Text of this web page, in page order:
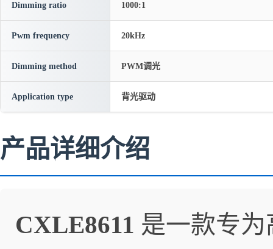
Dimming ratio 1000:1
Pwm frequency 20kHz
Dimming method PWM调光
Application type 背光驱动
产品详细介绍
CXLE8611 是一款专